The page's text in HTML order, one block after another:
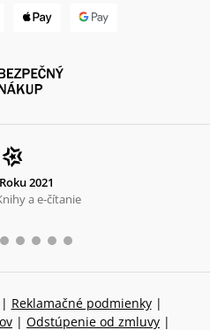
2021
a e-čítanie
| Reklamačné podmienky |
| Odstúpenie od zmluvy |